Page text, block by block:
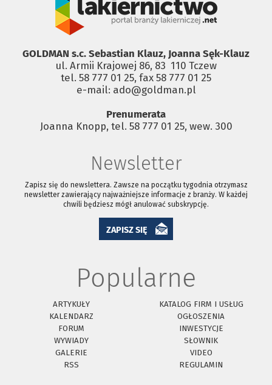
GOLDMAN s.c. Sebastian Klauz, Joanna Sęk-Klauz
ul. Armii Krajowej 86, 83 ­ 110 Tczew
tel. 58 777 01 25, fax 58 777 01 25
e-mail: ado@goldman.pl
Prenumerata
Joanna Knopp, tel. 58 777 01 25, wew. 300
Newsletter
Zapisz się do newslettera. Zawsze na początku tygodnia otrzymasz
newsletter zawierający najważniejsze informacje z branży. W każdej
chwili będziesz mógł anulować subskrypcję.
ZAPISZ SIĘ
Popularne
ARTYKUŁY
KATALOG FIRM I USŁUG
KALENDARZ
OGŁOSZENIA
FORUM
INWESTYCJE
WYWIADY
SŁOWNIK
GALERIE
VIDEO
RSS
REGULAMIN